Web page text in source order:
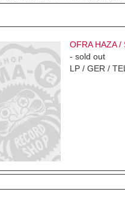
OFRA HAZA /
- sold out
LP / GER /